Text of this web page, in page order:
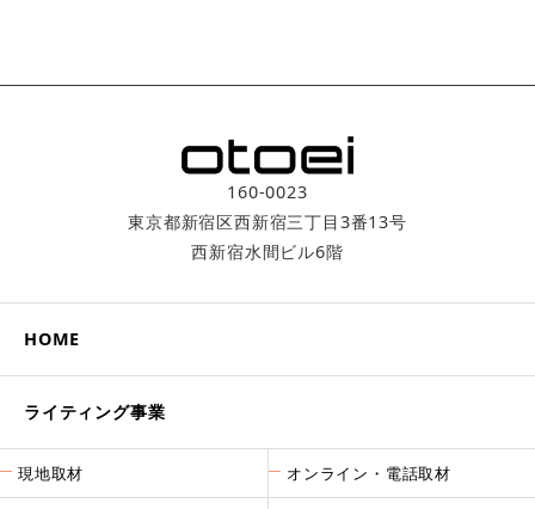
160-0023
東京都新宿区西新宿三丁目3番­13号
西新宿水間ビル6階
HOME
ライティング事業
現地取材 オンライン・電話取材